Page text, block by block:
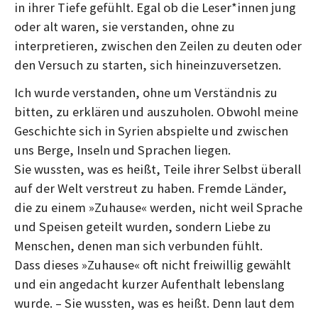
in ihrer Tiefe gefühlt. Egal ob die Leser*innen jung
oder alt waren, sie verstanden, ohne zu
interpretieren, zwischen den Zeilen zu deuten oder
den Versuch zu starten, sich hineinzuversetzen.
Ich wurde verstanden, ohne um Verständnis zu
bitten, zu erklären und auszuholen. Obwohl meine
Geschichte sich in Syrien abspielte und zwischen
uns Berge, Inseln und Sprachen liegen.
Sie wussten, was es heißt, Teile ihrer Selbst überall
auf der Welt verstreut zu haben. Fremde Länder,
die zu einem »Zuhause« werden, nicht weil Sprache
und Speisen geteilt wurden, sondern Liebe zu
Menschen, denen man sich verbunden fühlt.
Dass dieses »Zuhause« oft nicht freiwillig gewählt
und ein angedacht kurzer Aufenthalt lebenslang
wurde. – Sie wussten, was es heißt. Denn laut dem